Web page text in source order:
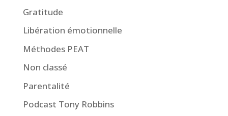
Gratitude
Libération émotionnelle
Méthodes PEAT
Non classé
Parentalité
Podcast Tony Robbins